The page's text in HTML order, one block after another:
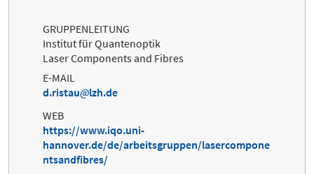
GRUPPENLEITUNG
Institut für Quantenoptik
Laser Components and Fibres
E-MAIL
d.ristau
lzh.de
WEB
https://www.iqo.uni-
hannover.de/de/arbeitsgruppen/lasercompone
ntsandfibres/